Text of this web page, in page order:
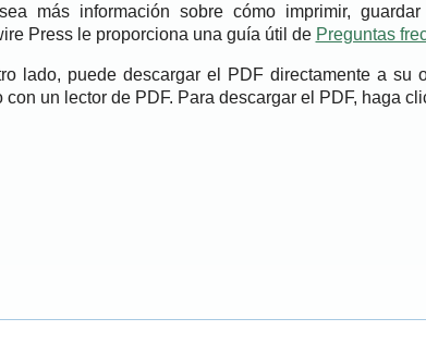
más información sobre cómo imprimir,
Press le proporciona una guía útil de Preguntas
lado, puede descargar el PDF directamente a su
con un lector de PDF. Para descargar el PDF, haga